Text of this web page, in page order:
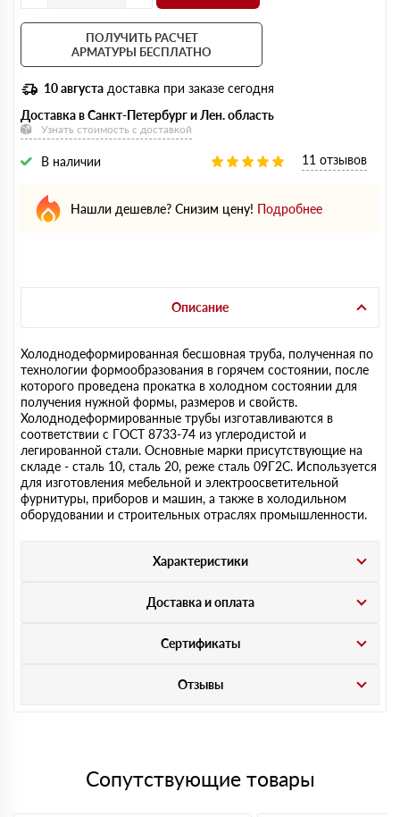
ПОЛУЧИТЬ РАСЧЕТ
АРМАТУРЫ БЕСПЛАТНО
10 августа доставка при заказе сегодня
Доставка в Санкт-Петербург и Лен. область
Узнать стоимость с доставкой
В наличии 11 отзывов
Нашли дешевле? Снизим цену! Подробнее
Описание
Холоднодеформированная бесшовная труба, полученная по
технологии формообразования в горячем состоянии, после
которого проведена прокатка в холодном состоянии для
получения нужной формы, размеров и свойств.
Холоднодеформированные трубы изготавливаются в
соответствии с ГОСТ 8733-74 из углеродистой и
легированной стали. Основные марки присутствующие на
складе - сталь 10, сталь 20, реже сталь 09Г2С. Используется
для изготовления мебельной и электроосветительной
фурнитуры, приборов и машин, а также в холодильном
оборудовании и строительных отраслях промышленности.
Характеристики
Доставка и оплата
Сертификаты
Отзывы
Сопутствующие товары